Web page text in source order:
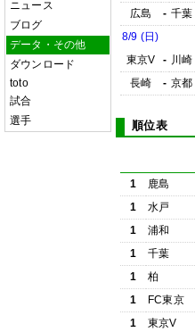
ニュース
ブログ
データ・その他
ダウンロード
toto
試合
選手
広島
- 千葉
8/9 (日)
東京V
- 川崎
長崎
- 京都
順位表
1 鹿島
1
水戸
1
浦和
1
千葉
1
柏
1
FC東京
1
東京V